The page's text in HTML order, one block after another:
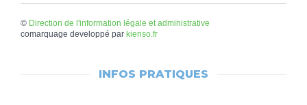
© Direction de l'information légale et administrative
comarquage developpé par kienso.fr
INFOS PRATIQUES